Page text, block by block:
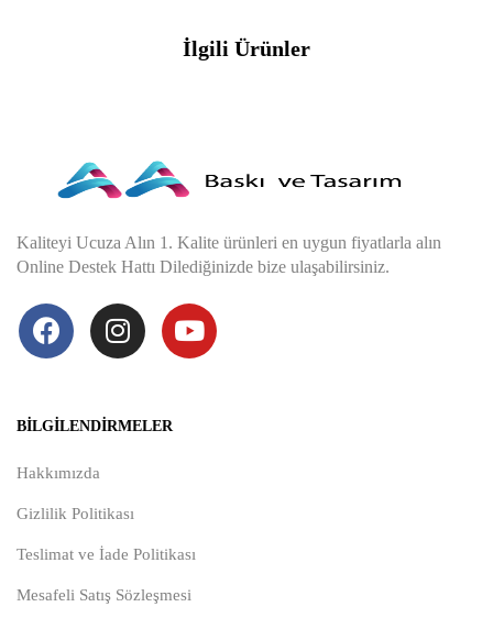
İlgili Ürünler
Kaliteyi Ucuza Alın 1. Kalite ürünleri en uygun fiyatlarla alın
Online Destek Hattı Dilediğinizde bize ulaşabilirsiniz.
BILGILENDIRMELER
Hakkımızda
Gizlilik Politikası
Teslimat ve İade Politikası
Mesafeli Satış Sözleşmesi